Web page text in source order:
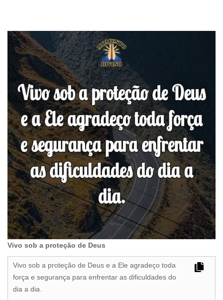
Vivo sob a proteção de Deus
Vivo sob a proteção de Deus e a Ele agradeço toda
força e segurança para enfrentar as dificuldades do
dia a dia.